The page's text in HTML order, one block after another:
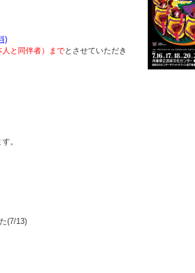
)
と同伴者）までとさせていただき
。
(7/13)